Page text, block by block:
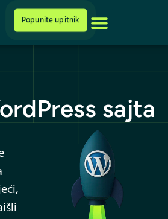
Popunite upitnik
sajta